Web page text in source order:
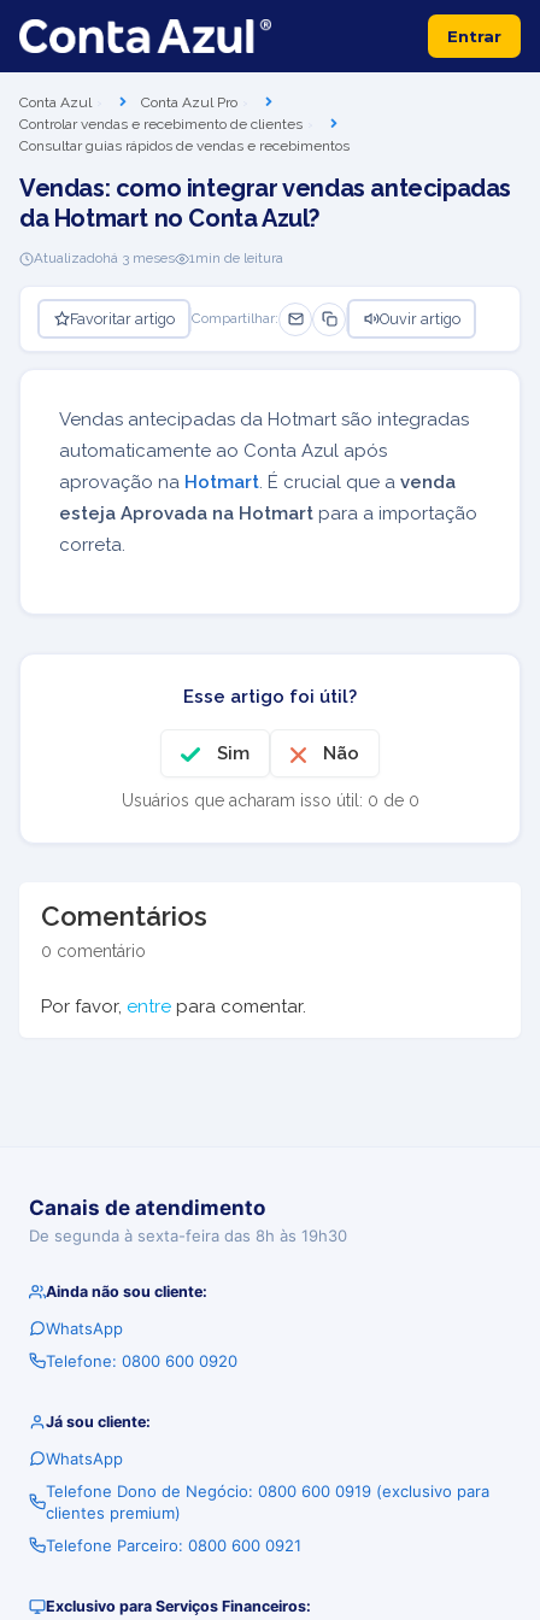
Entrar
Conta Azul
Conta Azul Pro
Controlar vendas e recebimento de clientes
Consultar guias rápidos de vendas e recebimentos
Vendas: como integrar vendas antecipadas
da Hotmart no Conta Azul?
Atualizadohá 3 meses 1min de leitura
Favoritar artigo Compartilhar: Ouvir artigo
Vendas antecipadas da Hotmart são integradas
automaticamente ao Conta Azul após
aprovação na Hotmart. É crucial que a venda
esteja Aprovada na Hotmart para a importação
correta.
Esse artigo foi útil?
Sim Não
Usuários que acharam isso útil: 0 de 0
Comentários
0 comentário
Por favor, entre para comentar.
Canais de atendimento
De segunda à sexta-feira das 8h às 19h30
Ainda não sou cliente:
WhatsApp
Telefone: 0800 600 0920
Já sou cliente:
WhatsApp
Telefone Dono de Negócio: 0800 600 0919 (exclusivo para
clientes premium)
Telefone Parceiro: 0800 600 0921
Exclusivo para Serviços Financeiros: